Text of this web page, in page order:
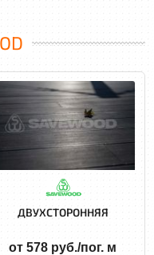
ДВУХСТОРОННЯЯ
от 578 руб./пог. м